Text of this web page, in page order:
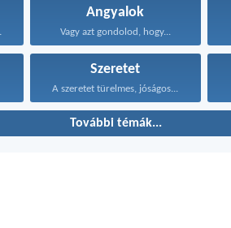
Angyalok
Vagy azt gondolod, hogy...
Szeretet
A szeretet türelmes, jóságos...
További témák...